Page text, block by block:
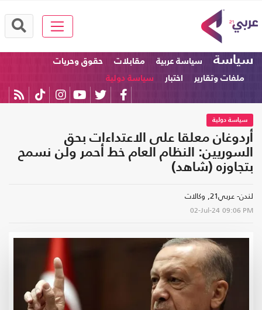
سياسة سياسة عربية مقابلات
حقوق وحريات
ملفات وتقارير
اختبار سياسة دولية
سياسة دولية
أردوغان معلقا على الاعتداءات بحق
السوريين: النظام العام خط أحمر ولن نسمح
بتجاوزه (شاهد)
لندن- عربي21, وكالات
02-Jul-24 09:06 PM